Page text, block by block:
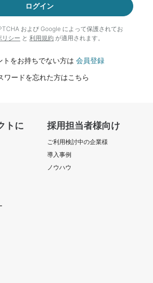
ログイン
および Google によって保護されてお
リシー と 利用規約 が適用されます。
トをお持ちでない方は 会員登録
ワードを忘れた方はこちら
トに
採用担当者様向け
ご利用検討中の企業様
導入事例
ノウハウ